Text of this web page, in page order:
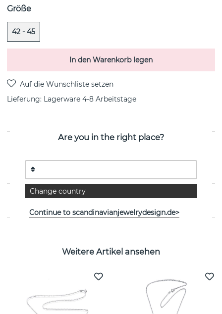
Größe
42 - 45
In den Warenkorb legen
Lieferung: Lagerware 4-8 Arbeitstage
Love Bead Silber-Green Quartz ist eine sterlingsilberne
Halskette von der schwedischen Marke Efva Attling
EIGENSCHAFTEN
Weitere Artikel ansehen
Are you in the right place?
Change country
Continue to scandinavianjewelrydesign.de>